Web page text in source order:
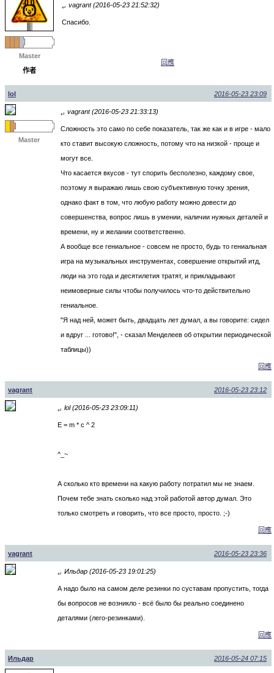
Master
作者
↵ vagrant (2016-05-23 21:52:32)
Спасибо.
回應
lol 2016-05-23 23:09
Master
↵ vagrant (2016-05-23 21:33:13)
Сложность это само по себе показатель, так же как и в игре - мало
кто ставит высокую сложность, потому что на низкой - проще и
могут все.
Что касается вкусов - тут спорить бесполезно, каждому свое,
поэтому я выражаю лишь свою субъективную точку зрения,
однако факт в том, что любую работу можно довести до
совершенства, вопрос лишь в умении, наличии нужных деталей и
времени, ну и желании соответственно.
А вообще все гениальное - совсем не просто, будь то гениальная
игра на музыкальных инструментах, совершение открытий итд,
люди на это года и десятилетия тратят, и прикладывают
неимоверные силы чтобы получилось что-то действительно
гениальное.
"Я над ней, может быть, двадцать лет думал, а вы говорите: сидел
и вдруг ... готово!", - сказал Менделеев об открытии периодической
таблицы))
回應
vagrant 2016-05-23 23:12
↵ lol (2016-05-23 23:09:11)
E = m * c ^ 2
^_~
А сколько кто времени на какую работу потратил мы не знаем.
Почем тебе знать сколько над этой работой автор думал. Это
только смотреть и говорить, что все просто, просто. ;-)
回應
vagrant 2016-05-23 23:36
↵ Ильдар (2016-05-23 19:01:25)
А надо было на самом деле резинки по суставам пропустить, тогда
бы вопросов не возникло - всё было бы реально соединено
деталями (лего-резинками).
回應
Ильдар 2016-05-24 07:15